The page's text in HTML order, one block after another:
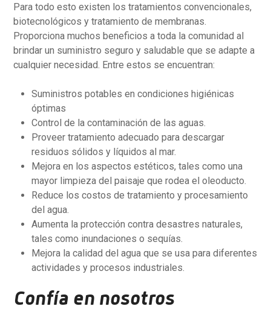
Para todo esto existen los tratamientos convencionales,
biotecnológicos y tratamiento de membranas.
Proporciona muchos beneficios a toda la comunidad al
brindar un suministro seguro y saludable que se adapte a
cualquier necesidad. Entre estos se encuentran:
Suministros potables en condiciones higiénicas
óptimas
Control de la contaminación de las aguas.
Proveer tratamiento adecuado para descargar
residuos sólidos y líquidos al mar.
Mejora en los aspectos estéticos, tales como una
mayor limpieza del paisaje que rodea el oleoducto.
Reduce los costos de tratamiento y procesamiento
del agua.
Aumenta la protección contra desastres naturales,
tales como inundaciones o sequías.
Mejora la calidad del agua que se usa para diferentes
actividades y procesos industriales.
Confía en nosotros